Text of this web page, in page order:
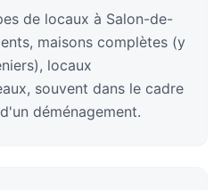
de locaux à Salon-de-
maisons complètes (y
locaux
souvent dans le cadre
déménagement.